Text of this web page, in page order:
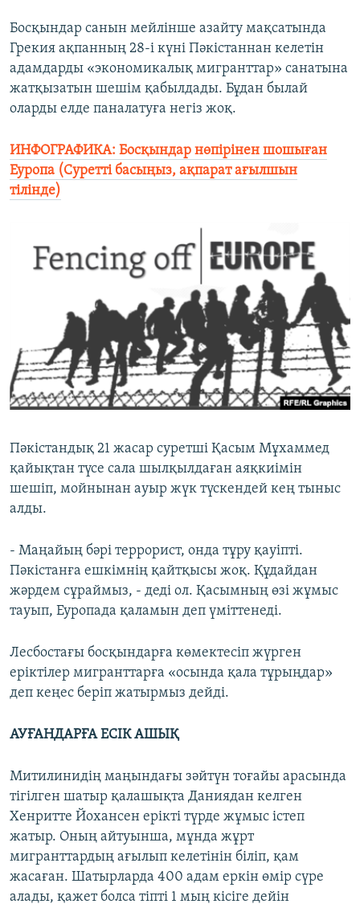
Босқындар санын мейлінше азайту мақсатында
Грекия ақпанның 28-і күні Пәкістаннан келетін
адамдарды «экономикалық мигранттар» санатына
жатқызатын шешім қабылдады. Бұдан былай
оларды елде паналатуға негіз жоқ.
ИНФОГРАФИКА: Босқындар нөпірінен шошыған
Еуропа (Суретті басыңыз, ақпарат ағылшын
тілінде)
Пәкістандық 21 жасар суретші Қасым Мұхаммед
қайықтан түсе сала шылқылдаған аяқкиімін
шешіп, мойнынан ауыр жүк түскендей кең тыныс
алды.
- Маңайың бәрі террорист, онда тұру қауіпті.
Пәкістанға ешкімнің қайтқысы жоқ. Құдайдан
жәрдем сұраймыз, - деді ол. Қасымның өзі жұмыс
тауып, Еуропада қаламын деп үміттенеді.
Лесбостағы босқындарға көмектесіп жүрген
еріктілер мигранттарға «осында қала тұрыңдар»
деп кеңес беріп жатырмыз дейді.
АУҒАНДАРҒА ЕСІК АШЫҚ
Митилинидің маңындағы зәйтүн тоғайы арасында
тігілген шатыр қалашықта Даниядан келген
Хенритте Йохансен ерікті түрде жұмыс істеп
жатыр. Оның айтуынша, мұнда жұрт
мигранттардың ағылып келетінін біліп, қам
жасаған. Шатырларда 400 адам еркін өмір сүре
алады, қажет болса тіпті 1 мың кісіге дейін